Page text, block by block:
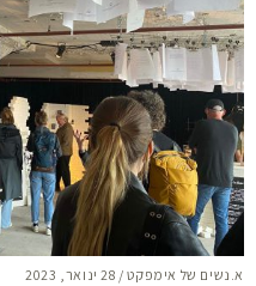
א.נשים של אימפקט/ 28 ינואר, 2023